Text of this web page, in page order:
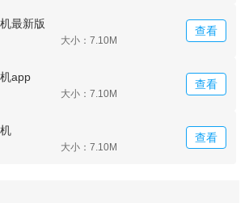
新版本》软件测评：
版本这是一款很强大的手机软件，丰
的日子里聆听最温馨的声音，为你的
最新版
大小：7.10M
查看
app
大小：7.10M
查看
大小：7.10M
查看